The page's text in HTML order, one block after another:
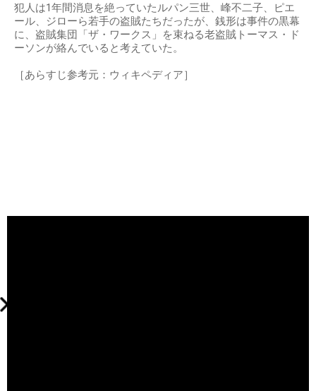
犯人は1年間消息を絶っていたルパン三世、峰不二子、ピエ
ール、ジローら若手の盗賊たちだったが、銭形は事件の黒幕
に、盗賊集団「ザ・ワークス」を束ねる老盗賊トーマス・ド
ーソンが絡んでいると考えていた。
［あらすじ参考元：ウィキペディア］